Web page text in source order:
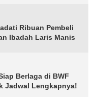
Ribuan Pembeli
Ibadah Laris Manis
Berlaga di BWF
Jadwal Lengkapnya!